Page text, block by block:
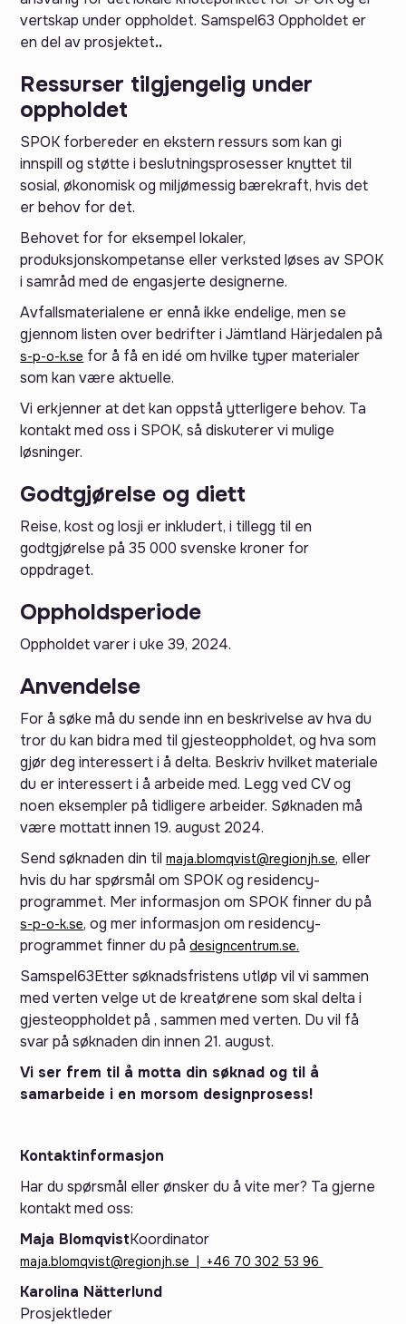
vertskap under oppholdet. Samspel63 Oppholdet er
en del av prosjektet.‍.
Ressurser tilgjengelig under
oppholdet‍
SPOK forbereder en ekstern ressurs som kan gi
innspill og støtte i beslutningsprosesser knyttet til
sosial, økonomisk og miljømessig bærekraft, hvis det
er behov for det.
Behovet for for eksempel lokaler,
produksjonskompetanse eller verksted løses av SPOK
i samråd med de engasjerte designerne.
Avfallsmaterialene er ennå ikke endelige, men se
gjennom listen over bedrifter i Jämtland Härjedalen på
s-p-o-k.se for å få en idé om hvilke typer materialer
som kan være aktuelle.
Vi erkjenner at det kan oppstå ytterligere behov. Ta
kontakt med oss i SPOK, så diskuterer vi mulige
løsninger.
Godtgjørelse og diett‍
Reise, kost og losji er inkludert, i tillegg til en
godtgjørelse på 35 000 svenske kroner for
oppdraget.
Oppholdsperiode
Oppholdet varer i uke 39, 2024.
Anvendelse‍
For å søke må du sende inn en beskrivelse av hva du
tror du kan bidra med til gjesteoppholdet, og hva som
gjør deg interessert i å delta. Beskriv hvilket materiale
du er interessert i å arbeide med. Legg ved CV og
noen eksempler på tidligere arbeider. Søknaden må
være mottatt innen 19. august 2024.
Send søknaden din tilmaja.blomqvist@regionjh.se, eller
hvis du har spørsmål om SPOK og residency-
programmet. Mer informasjon om SPOK finner du på
s-p-o-k.se, og mer informasjon om residency-
programmet finner du pådesigncentrum.se.
Samspel63Etter søknadsfristens utløp vil vi sammen
med verten velge ut de kreatørene som skal delta i
gjesteoppholdet på , sammen med verten. Du vil få
svar på søknaden din innen 21. august.
Vi ser frem til å motta din søknad og til å
samarbeide i en morsom designprosess!
Kontaktinformasjon
Har du spørsmål eller ønsker du å vite mer? Ta gjerne
kontakt med oss:
Maja BlomqvistKoordinator
maja.blomqvist@regionjh.se | +46 70 302 53 96 ‍
Karolina Nätterlund
Prosjektleder